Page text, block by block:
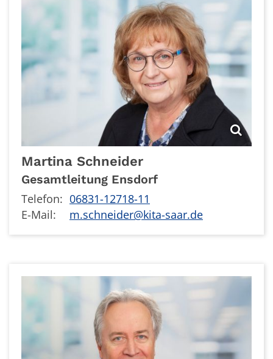
Martina Schneider
Gesamtleitung Ensdorf
Telefon: 06831-12718-11
E-Mail:
m.schneider@kita-saar.de